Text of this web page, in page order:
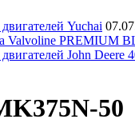
Yuchai
Valvoline PREMIUM
John Deere
50